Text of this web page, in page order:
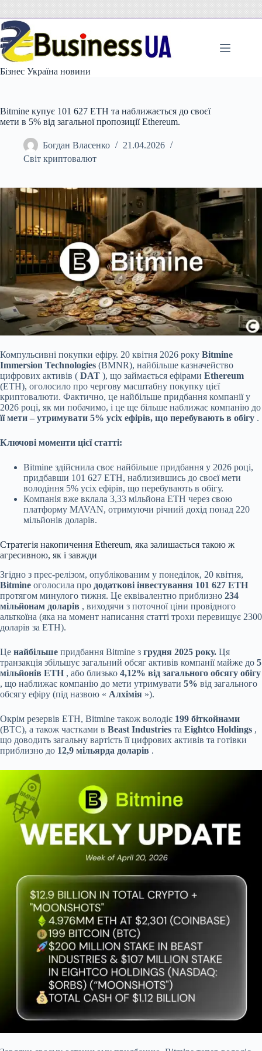
вмісту
Бізнес Україна новини
Bitmine купує 101 627 ETH та наближається до своєї
мети в 5% від загальної пропозиції Ethereum.
Богдан Власенко
21.04.2026
Світ криптовалют
Компульсивні покупки ефіру. 20 квітня 2026 року Bitmine
Immersion Technologies (BMNR), найбільше казначейство
цифрових активів ( DAT ), що займається ефірами Ethereum
(ETH), оголосило про чергову масштабну покупку цієї
криптовалюти. Фактично, це найбільше придбання компанії у
2026 році, як ми побачимо, і це ще більше наближає компанію до
її мети – утримувати 5% усіх ефірів, що перебувають в обігу .
Ключові моменти цієї статті:
Bitmine здійснила своє найбільше придбання у 2026 році,
придбавши 101 627 ETH, наблизившись до своєї мети
володіння 5% усіх ефірів, що перебувають в обігу.
Компанія вже вклала 3,33 мільйона ETH через свою
платформу MAVAN, отримуючи річний дохід понад 220
мільйонів доларів.
Стратегія накопичення Ethereum, яка залишається такою ж
агресивною, як і завжди
Згідно з прес-релізом, опублікованим у понеділок, 20 квітня,
Bitmine оголосила про додаткові інвестування 101 627 ETH
протягом минулого тижня. Це еквівалентно приблизно 234
мільйонам доларів , виходячи з поточної ціни провідного
альткоїна (яка на момент написання статті трохи перевищує 2300
доларів за ETH).
Це найбільше придбання Bitmine з грудня 2025 року. Ця
транзакція збільшує загальний обсяг активів компанії майже до 5
мільйонів ETH , або близько 4,12% від загального обсягу обігу
, що наближає компанію до мети утримувати 5% від загального
обсягу ефіру (під назвою « Алхімія »).
Окрім резервів ETH, Bitmine також володіє 199 біткойнами
(BTC), а також частками в Beast Industries та Eightco Holdings ,
що доводить загальну вартість її цифрових активів та готівки
приблизно до 12,9 мільярда доларів .